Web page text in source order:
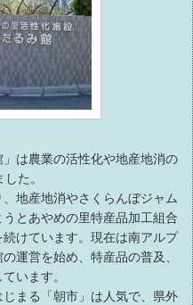
は農業の活性化や地産地消の
た。
地産地消やさくらんぼジャム
とあやめの里特産品加工組合
けています。現在は南アルプ
運営を始め、特産品の普及、
います。
まる「朝市」は人気で、県外